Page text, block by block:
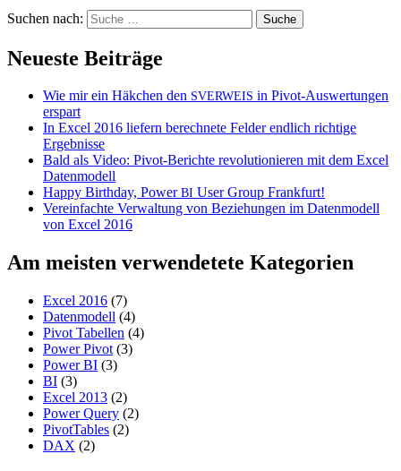
Suchen nach:
Neueste Beiträge
Wie mir ein Häkchen den SVERWEIS in Pivot-Auswertungen
erspart
In Excel 2016 liefern berechnete Felder endlich richtige
Ergebnisse
Bald als Video: Pivot-Berichte revolutionieren mit dem Excel
Datenmodell
Happy Birthday, PowerBI User Group Frankfurt!
Vereinfachte Verwaltung von Beziehungen im Datenmodell
von Excel 2016
Am meisten verwendetete Kategorien
Excel 2016 (7)
Datenmodell (4)
Pivot Tabellen (4)
Power Pivot (3)
Power BI (3)
BI (3)
Excel 2013 (2)
Power Query (2)
PivotTables (2)
DAX (2)